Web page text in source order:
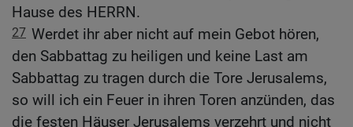
Hause des HERRN.
27 Werdet ihr aber nicht auf mein Gebot hören,
den Sabbattag zu heiligen und keine Last am
Sabbattag zu tragen durch die Tore Jerusalems,
so will ich ein Feuer in ihren Toren anzünden, das
die festen Häuser Jerusalems verzehrt und nicht